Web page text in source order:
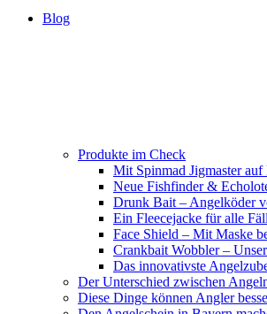
Blog
Produkte im Check
Mit Spinmad Jigmaster
Neue Fishfinder &
Drunk Bait – Angelköder
Ein Fleecejacke für alle
Face Shield – Mit Maske
Crankbait Wobbler –
Das innovativste
Der Unterschied zwischen
Diese Dinge können Angler